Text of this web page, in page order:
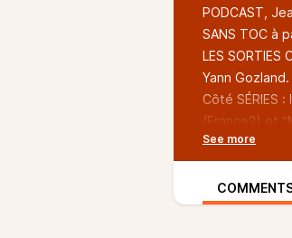
PODCAST,
SANS TOC à
LES SORTIES
Yann Gozland.
Côté SÉRIES
(France2) et
Classe et
Support
de “Subway”